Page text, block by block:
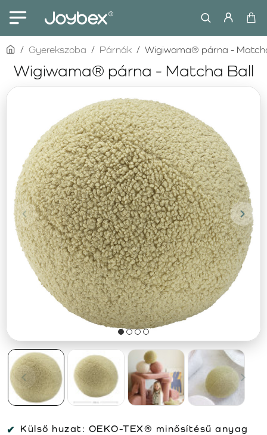
Wigiwama® párna - Matcha Ball
homeGyerekszoba Párnák Wigiwama® párna -
Külső huzat: OEKO-TEX® minősítésű anyag